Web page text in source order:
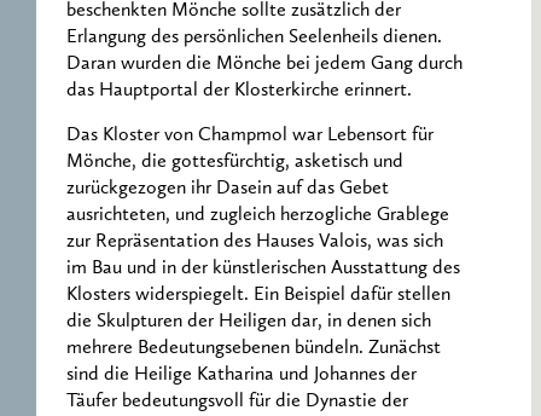
beschenkten Mönche sollte zusätzlich der
Erlangung des persönlichen Seelenheils dienen.
Daran wurden die Mönche bei jedem Gang durch
das Hauptportal der Klosterkirche erinnert.
Das Kloster von Champmol war Lebensort für
Mönche, die gottesfürchtig, asketisch und
zurückgezogen ihr Dasein auf das Gebet
ausrichteten, und zugleich herzogliche Grablege
zur Repräsentation des Hauses Valois, was sich
im Bau und in der künstlerischen Ausstattung des
Klosters widerspiegelt. Ein Beispiel dafür stellen
die Skulpturen der Heiligen dar, in denen sich
mehrere Bedeutungsebenen bündeln. Zunächst
sind die Heilige Katharina und Johannes der
Täufer bedeutungsvoll für die Dynastie der